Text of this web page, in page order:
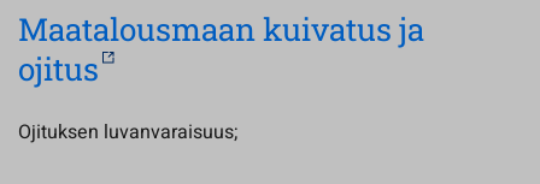
Maatalousmaan kuivatus ja
ojitus
Ojituksen luvanvaraisuus;